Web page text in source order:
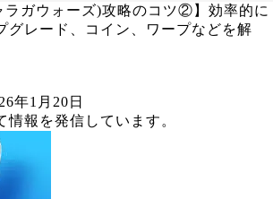
ラガウォーズ)攻略のコツ②】効率的に
グレード、コイン、ワープなどを解
年1月20日
情報を発信しています。